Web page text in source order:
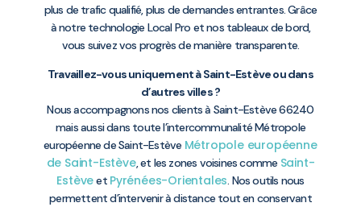
plus de trafic qualifié, plus de demandes entrantes. Grâce
à notre technologie Local Pro et nos tableaux de bord,
vous suivez vos progrès de manière transparente.
Travaillez-vous uniquement à Saint-Estève ou dans
d’autres villes ?
Nous accompagnons nos clients à Saint-Estève 66240
mais aussi dans toute l’intercommunalité Métropole
européenne de Saint-Estève Métropole européenne
de Saint-Estève, et les zones voisines comme Saint-
Estèveet Pyrénées-Orientales. Nos outils nous
permettent d’intervenir à distance tout en conservant